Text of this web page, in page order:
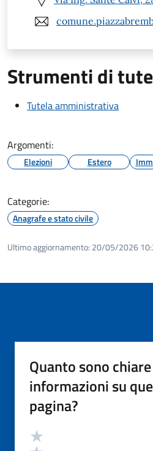
Strumenti di
Tutela amministrativa
Argomenti:
Elezioni Estero
Categorie:
Anagrafe e stato civile
Ultimo aggiornamento: 20/05/2026
Quanto sono
informazioni su
pagina?
Valutazione